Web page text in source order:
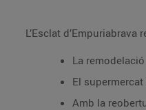
L’Esclat
La
El
Amb la